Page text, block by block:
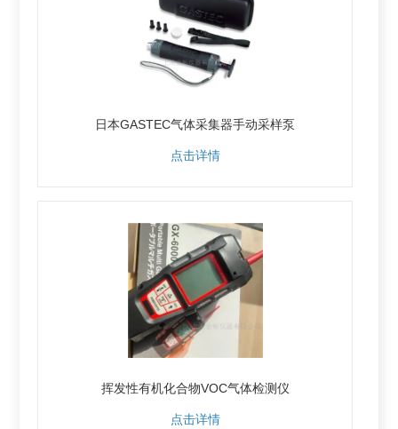
日本GASTEC气体采集器手动采样泵
点击详情
挥发性有机化合物VOC气体检测仪
点击详情